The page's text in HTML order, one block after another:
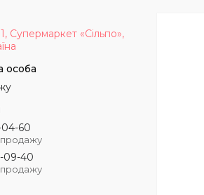
Супермаркет «Сільпо»,
04-60
09-40